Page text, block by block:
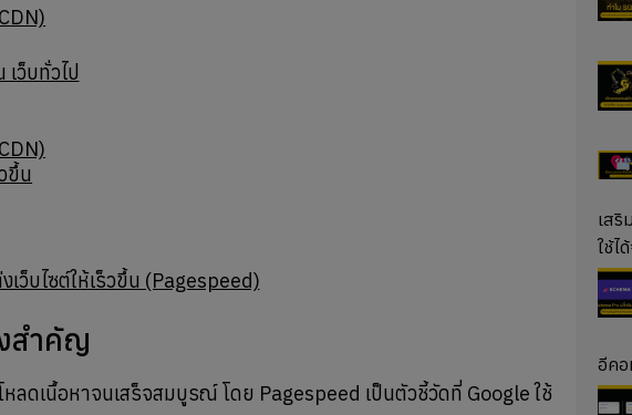
ว็บทั่วไป
ขึ้น
บไซต์ให้เร็วขึ้น (Pagespeed)
สำคัญ
หลดเนื้อหาจนเสร็จสมบูรณ์ โดย Pagespeed เป็นตัวชี้วัดที่ Google ใช้
เสริ
ใช้ไ
อีคอ